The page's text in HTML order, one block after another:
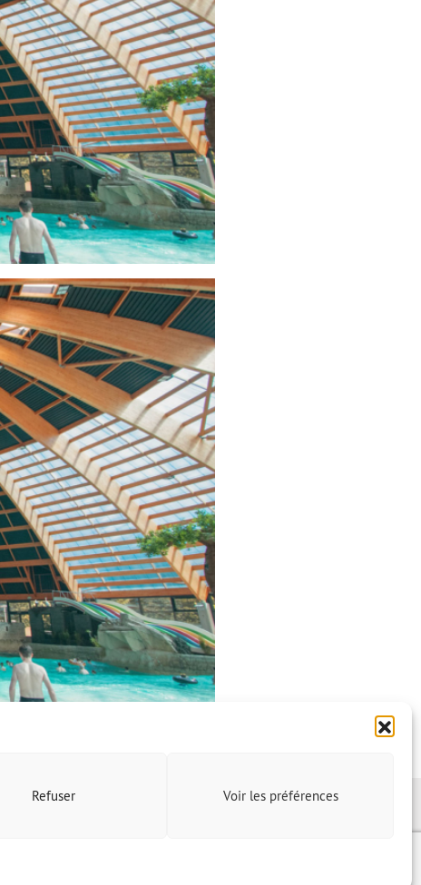
Refuser Voir les préférences